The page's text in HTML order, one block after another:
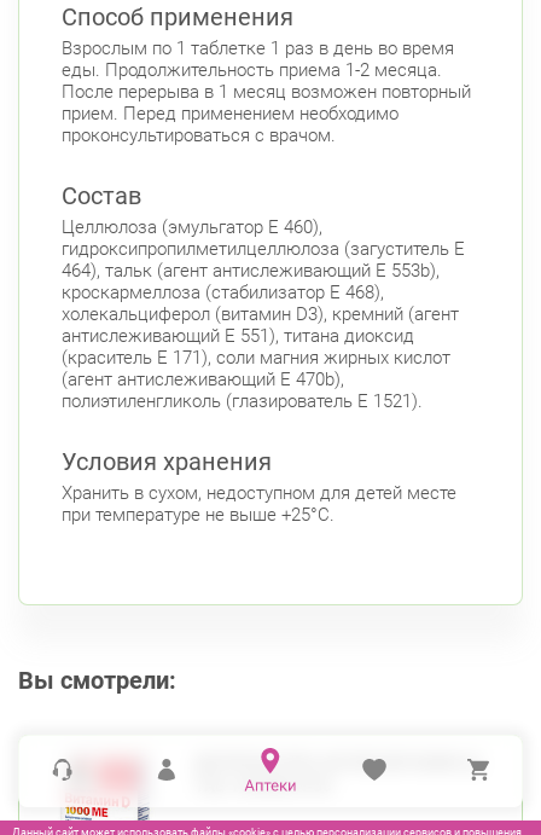
Беговая
пр. Королёва, д. 61 Круглосуточно
Комендантский пр.
Комендантский пр., д. 34 к. 1
Комендантский пр. 67
Комендантский пр.
Коломяжский пр. 26 (Аллея Поликарпова, д.
2) Круглосуточно
Пионерская
Богатырский пр., д. 28 Круглосуточно
Пионерская Комендантский пр.
Фрунзенский район
Дунайский пр., д. 34/16
Дунайская
Белы Куна, д.1, к.1 8:00-22:00
Способ применения
Взрослым по 1 таблетке 1 раз в день во время
еды. Продолжительность приема 1-2 месяца.
После перерыва в 1 месяц возможен повторный
прием. Перед применением необходимо
проконсультироваться с врачом.
Состав
Целлюлоза (эмульгатор Е 460),
гидроксипропилметилцеллюлоза (загуститель Е
464), тальк (агент антислеживающий Е 553b),
кроскармеллоза (стабилизатор Е 468),
холекальциферол (витамин D3), кремний (агент
антислеживающий Е 551), титана диоксид
(краситель Е 171), соли магния жирных кислот
(агент антислеживающий Е 470b),
полиэтиленгликоль (глазирователь Е 1521).
Условия хранения
Хранить в сухом, недоступном для детей месте
при температуре не выше +25°С.
Вы смотрели:
ДОППЕЛЬГЕРЦ АКТИВ ВИТАМИН Д
ТАБ 1000МЕ №30
Данный сайт может использовать файлы «cookie» с целью персонализации сервисов и повышения